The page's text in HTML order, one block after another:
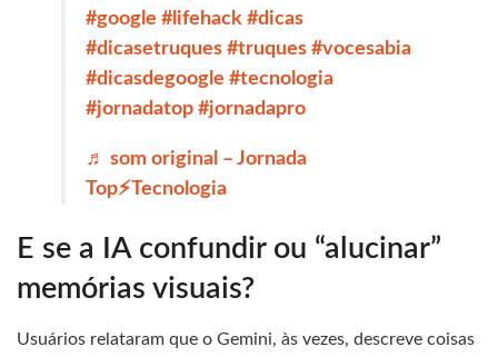
#google #lifehack #dicas
#dicasetruques #truques #vocesabia
#dicasdegoogle #tecnologia
#jornadatop #jornadapro
♬ som original – Jornada
Top⚡️Tecnologia
E se a IA confundir ou “alucinar”
memórias visuais?
Usuários relataram que o Gemini, às vezes, descreve coisas